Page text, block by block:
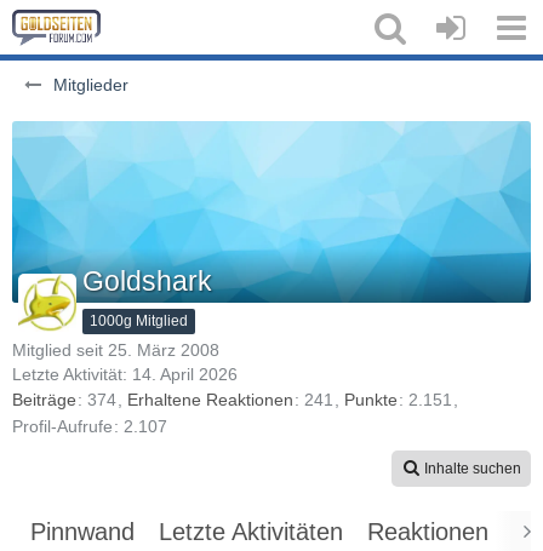
Mitglieder
Goldshark
1000g Mitglied
Mitglied seit 25. März 2008
Letzte Aktivität: 14. April 2026
Beiträge
374 Erhaltene Reaktionen 241 Punkte
2.151
Profil-Aufrufe
2.107
Inhalte suchen
Pinnwand Letzte Aktivitäten Reaktionen